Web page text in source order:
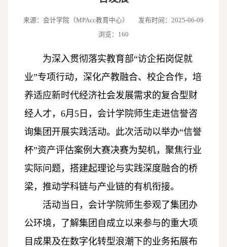
来源：会计学院（MPAcc教育中心）
发布时间：2025-06-09
浏览： 160
为深入贯彻落实教育部“访企拓岗促就
业”专项行动，深化产教融合、校企合作，培
养适应新时代经济社会发展需求的复合型财
经人才，6月5日，会计学院师生走进信誉咨
询集团开展实践活动。此次活动以举办“信誉
杯”资产评估案例大赛决赛为契机，聚焦行业
实际问题，搭建起理论与实践深度融合的桥
梁，推动学科链与产业链的有机衔接。
活动当日，会计学院师生参观了集团办
公环境，了解集团自成立以来参与的重大项
目成果及在数字化转型浪潮下的业务拓展布